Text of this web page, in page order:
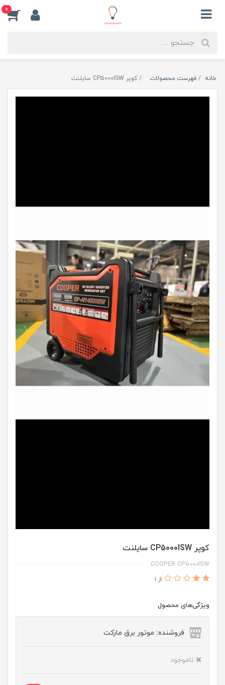
0
خانه فهرست محصولات کوپر CP5000ISW سایلنت
کوپر CP5000ISW سایلنت
COOPER CP5000ISW
از 1
ویژگی‌های محصول
فروشنده: موتور برق مارکت
ناموجود